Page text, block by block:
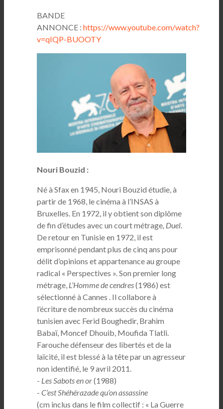
BANDE
ANNONCE : https://www.youtube.com/watch?
v=qIQP-BUOOTY
Nouri Bouzid :
Né à Sfax en 1945, Nouri Bouzid étudie, à
partir de 1968, le cinéma à l’INSAS à
Bruxelles. En 1972, il y obtient son diplôme
de fin d’études avec un court métrage, Duel.
De retour en Tunisie en 1972, il est
emprisonné pendant plus de cinq ans pour
délit d’opinions et appartenance au groupe
radical « Perspectives ». Son premier long
métrage, L’Homme de cendres(1986) est
sélectionné à Cannes . Il collabore à
l’écriture de nombreux succès du cinéma
tunisien avec Ferid Boughedir, Brahim
Babaï, Moncef Dhouib, Moufida Tlatli.
Farouche défenseur des libertés et de la
laïcité, il est blessé à la tête par un agresseur
non identifié, le 9 avril 2011.
- Les Sabots en or(1988)
- C’est Shéhérazade qu’on assassine
(cm inclus dans le film collectif : « La Guerre